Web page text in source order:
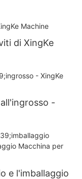
di XingKe
-
e l'imballaggio